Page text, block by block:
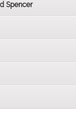
Spencer